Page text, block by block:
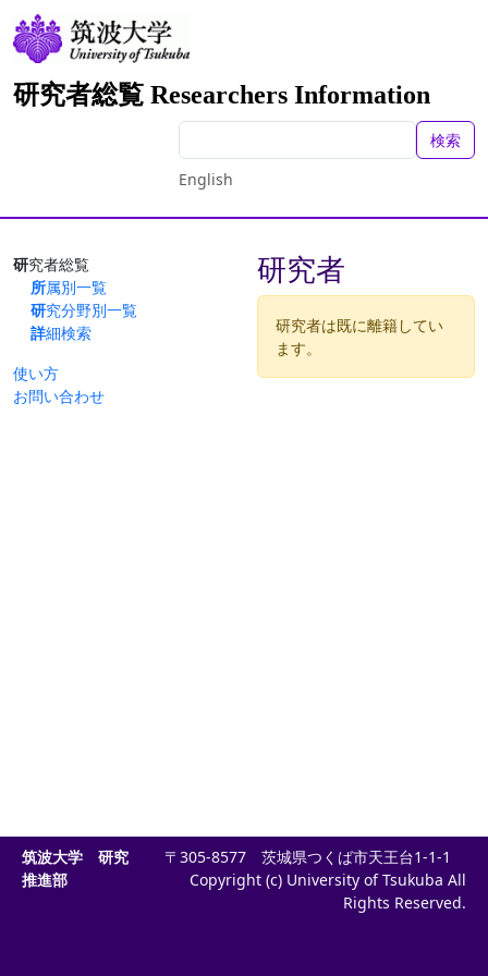
研究者総覧 Researchers Information
検索
English
研究者総覧
所属別一覧
研究分野別一覧
詳細検索
使い方
お問い合わせ
研究者
研究者は既に離籍してい
ます。
筑波大学 研究
推進部
〒305-8577 茨城県つくば市天王台1-1-1
Copyright (c) University of Tsukuba All
Rights Reserved.